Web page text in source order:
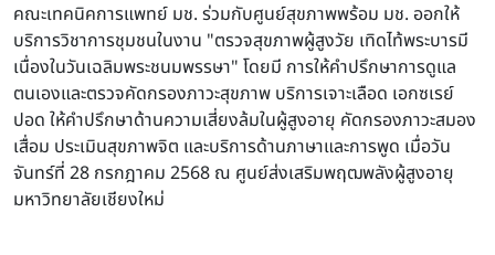
คณะเทคนิคการแพทย์ มช. ร่วมกับศูนย์สุขภาพพร้อม มช. ออกให้
บริการวิชาการชุมชนในงาน "ตรวจสุขภาพผู้สูงวัย เทิดไท้พระบารมี
เนื่องในวันเฉลิมพระชนมพรรษา" โดยมี การให้คำปรึกษาการดูแล
ตนเองและตรวจคัดกรองภาวะสุขภาพ บริการเจาะเลือด เอกซเรย์
ปอด ให้คำปรึกษาด้านความเสี่ยงล้มในผู้สูงอายุ คัดกรองภาวะสมอง
เสื่อม ประเมินสุขภาพจิต และบริการด้านภาษาและการพูด เมื่อวัน
จันทร์ที่ 28 กรกฎาคม 2568 ณ ศูนย์ส่งเสริมพฤฒพลังผู้สูงอายุ
มหาวิทยาลัยเชียงใหม่